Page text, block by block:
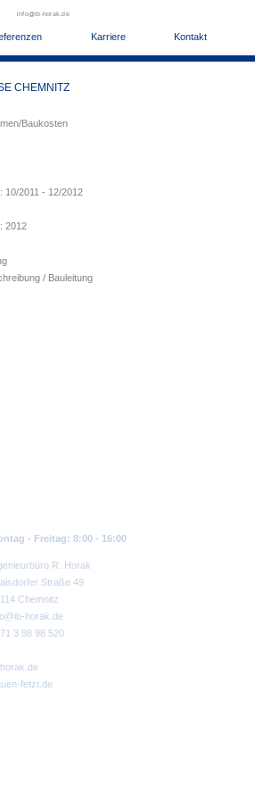
Karriere Kontakt
info@ib-horak.de
CHEMNITZ
Baukosten
10/2011 - 12/2012
2012
/ Bauleitung
- Freitag: 8:00 - 16:00
R. Horak
Straße 49
Chemnitz
horak.de
3 98 98 520
fetzt.de